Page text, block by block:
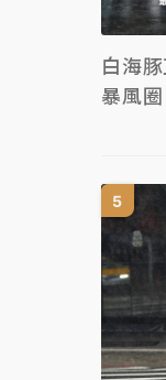
白海
暴風